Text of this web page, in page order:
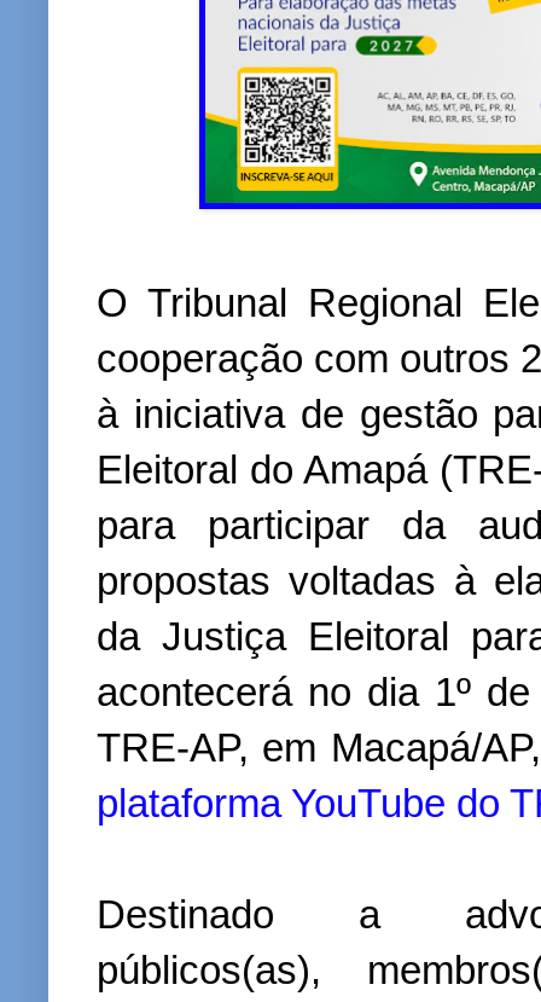
O Tribunal Regional
cooperação com outros
à iniciativa de gestão
Eleitoral do Amapá
para participar da
propostas voltadas à
da Justiça Eleitoral
acontecerá no dia 1º
TRE-AP, em Macapá/
plataforma YouTube do
Destinado a
públicos(as),